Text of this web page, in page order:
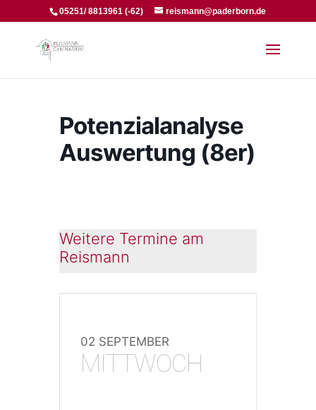
05251/ 8813961 (-62) reismann@paderborn.de
Potenzialanalyse
Auswertung (8er)
Weitere Termine am
Reismann
02 SEPTEMBER
MITTWOCH